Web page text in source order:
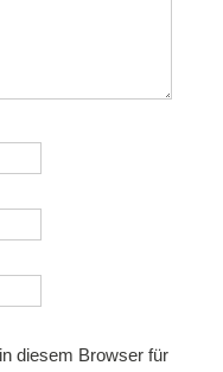
diesem Browser für